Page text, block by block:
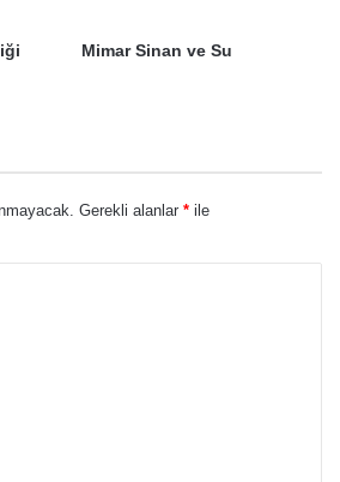
Mimar Sinan ve Su
Gerekli alanlar * ile